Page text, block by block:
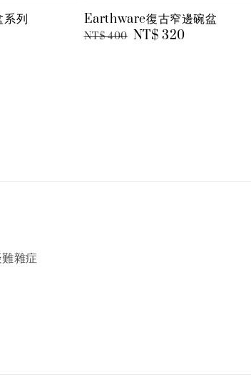
列
Earthware復古窄邊碗盆
Regular
NT$ 400 Sale
NT$ 320
雜症